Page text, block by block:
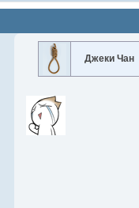
Джеки Чан